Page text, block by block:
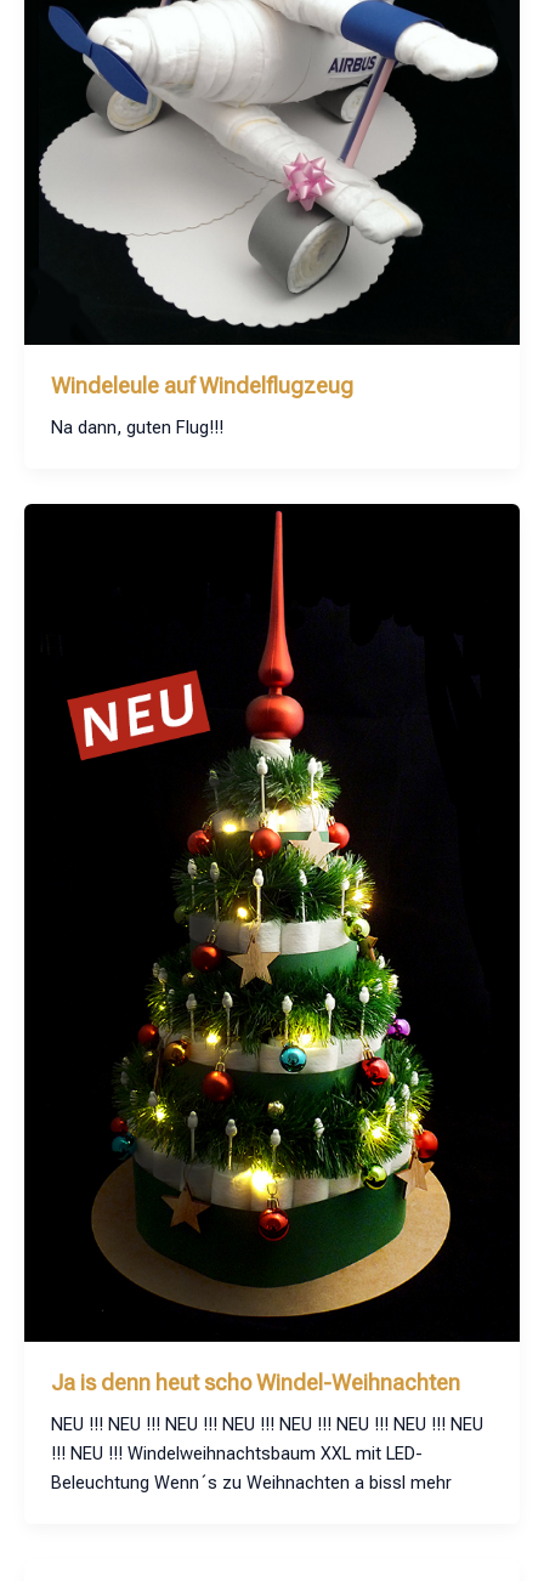
Windeleule auf Windelflugzeug
Na dann, guten Flug!!!
Ja is denn heut scho Windel-Weihnachten
NEU !!! NEU !!! NEU !!! NEU !!! NEU !!! NEU !!! NEU !!! NEU
!!! NEU !!! Windelweihnachtsbaum XXL mit LED-
Beleuchtung Wenn´s zu Weihnachten a bissl mehr